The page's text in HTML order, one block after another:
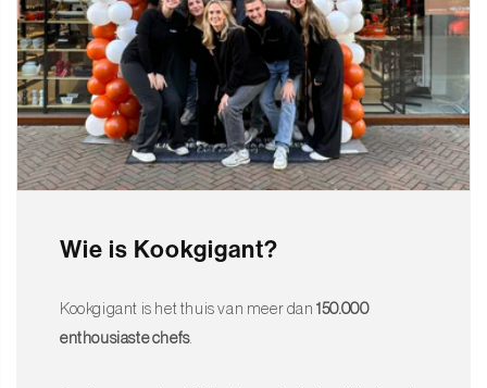
Wie is Kookgigant?
Kookgigant is het thuis van meer dan150.000
enthousiaste chefs.